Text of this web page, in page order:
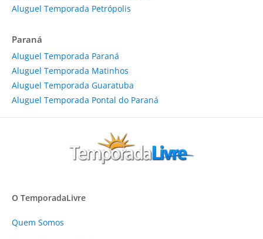
Aluguel Temporada Petrópolis
Paraná
Aluguel Temporada Paraná
Aluguel Temporada Matinhos
Aluguel Temporada Guaratuba
Aluguel Temporada Pontal do Paraná
O TemporadaLivre
Quem Somos